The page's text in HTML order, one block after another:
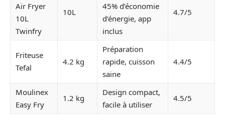
Air Fryer
10L
Twinfry
10L
45% d’économie
d’énergie, app
inclus
4.7/5
Friteuse
Tefal
4.2 kg
Préparation
rapide, cuisson
saine
4.4/5
Moulinex
Easy Fry
1.2 kg
Design compact,
facile à utiliser
4.5/5